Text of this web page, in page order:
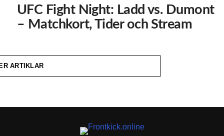
UFC Fight Night: Ladd vs. Dumont
– Matchkort, Tider och Stream
ARTIKLAR